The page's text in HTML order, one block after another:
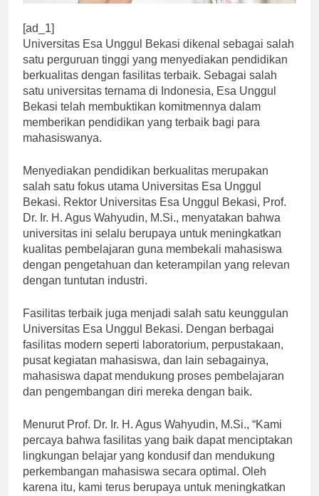
[ad_1]
Universitas Esa Unggul Bekasi dikenal sebagai salah
satu perguruan tinggi yang menyediakan pendidikan
berkualitas dengan fasilitas terbaik. Sebagai salah
satu universitas ternama di Indonesia, Esa Unggul
Bekasi telah membuktikan komitmennya dalam
memberikan pendidikan yang terbaik bagi para
mahasiswanya.
Menyediakan pendidikan berkualitas merupakan
salah satu fokus utama Universitas Esa Unggul
Bekasi. Rektor Universitas Esa Unggul Bekasi, Prof.
Dr. Ir. H. Agus Wahyudin, M.Si., menyatakan bahwa
universitas ini selalu berupaya untuk meningkatkan
kualitas pembelajaran guna membekali mahasiswa
dengan pengetahuan dan keterampilan yang relevan
dengan tuntutan industri.
Fasilitas terbaik juga menjadi salah satu keunggulan
Universitas Esa Unggul Bekasi. Dengan berbagai
fasilitas modern seperti laboratorium, perpustakaan,
pusat kegiatan mahasiswa, dan lain sebagainya,
mahasiswa dapat mendukung proses pembelajaran
dan pengembangan diri mereka dengan baik.
Menurut Prof. Dr. Ir. H. Agus Wahyudin, M.Si., “Kami
percaya bahwa fasilitas yang baik dapat menciptakan
lingkungan belajar yang kondusif dan mendukung
perkembangan mahasiswa secara optimal. Oleh
karena itu, kami terus berupaya untuk meningkatkan